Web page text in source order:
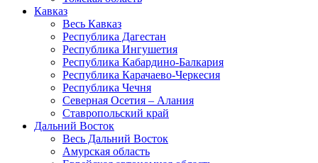
Кавказ
Весь Кавказ
Республика Дагестан
Республика Ингушетия
Республика Кабардино-Балкария
Республика Карачаево-Черкесия
Республика Чечня
Северная Осетия – Алания
Ставропольский край
Дальний Восток
Весь Дальний Восток
Амурская область